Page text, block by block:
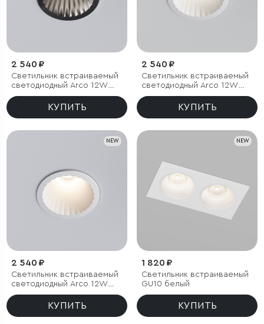
2 540 ₽
Светильник встраиваемый
светодиодный Arco 12W
4000K черный жемчуг IP44
КУПИТЬ
2 540 ₽
Светильник встраиваемый
светодиодный Arco 12W
4000K белый IP44
КУПИТЬ
NEW
2 540 ₽
Светильник встраиваемый
светодиодный Arco 12W
3000K белый IP44
КУПИТЬ
NEW
1 820 ₽
Светильник встраиваемый
GU10 белый
КУПИТЬ